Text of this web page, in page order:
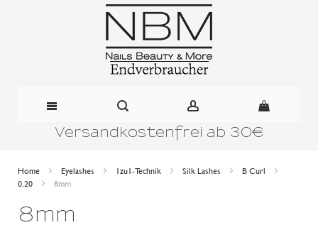
Inhalt
Versandkostenfrei ab 30€
Home Eyelashes 1zu1-Technik Silk Lashes
B Curl
0,20
8mm
8mm